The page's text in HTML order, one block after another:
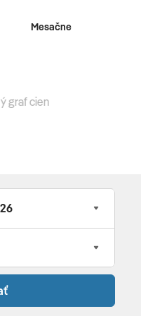
, s terasou,
kuchyňa , s terasou,
pevnosti z
Fi zdarma • golf za
• fitness centrum •
rôzne show •
sesterského hotela
Mesačne
graf cien